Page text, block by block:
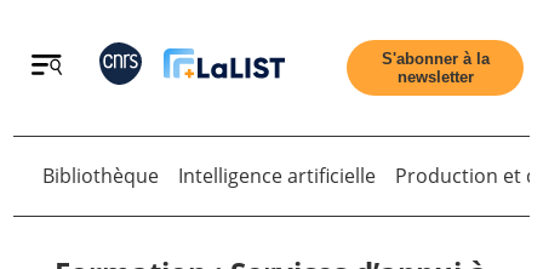
Retour
S'abonner à la
newsletter
Retour
Bibliothèque Intelligence artificielle Production et